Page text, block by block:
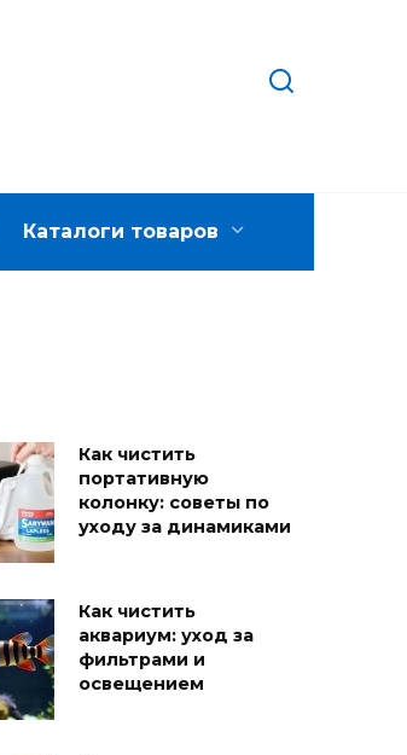
Каталоги товаров
Как чистить
портативную
колонку: советы по
уходу за динамиками
Как чистить
аквариум: уход за
фильтрами и
освещением